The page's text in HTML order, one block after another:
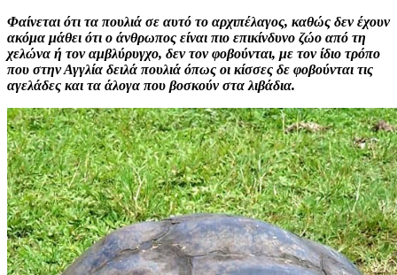
Φαίνεται ότι τα πουλιά σε αυτό το αρχιπέλαγος, καθώς δεν έχουν
ακόμα μάθει ότι ο άνθρωπος είναι πιο επικίνδυνο ζώο από τη
χελώνα ή τον αμβλύρυγχο, δεν τον φοβούνται, με τον ίδιο τρόπο
που στην Αγγλία δειλά πουλιά όπως οι κίσσες δε φοβούνται τις
αγελάδες και τα άλογα που βοσκούν στα λιβάδια.